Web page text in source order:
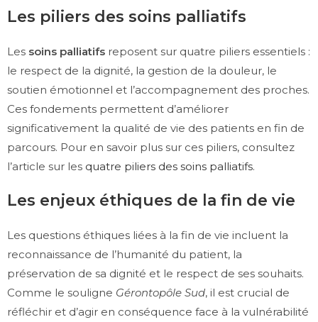
Les piliers des soins palliatifs
Les soins palliatifs reposent sur quatre piliers essentiels :
le respect de la dignité, la gestion de la douleur, le
soutien émotionnel et l’accompagnement des proches.
Ces fondements permettent d’améliorer
significativement la qualité de vie des patients en fin de
parcours. Pour en savoir plus sur ces piliers, consultez
l’article sur les quatre piliers des soins palliatifs.
Les enjeux éthiques de la fin de vie
Les questions éthiques liées à la fin de vie incluent la
reconnaissance de l’humanité du patient, la
préservation de sa dignité et le respect de ses souhaits.
Comme le souligne Gérontopôle Sud, il est crucial de
réfléchir et d’agir en conséquence face à la vulnérabilité